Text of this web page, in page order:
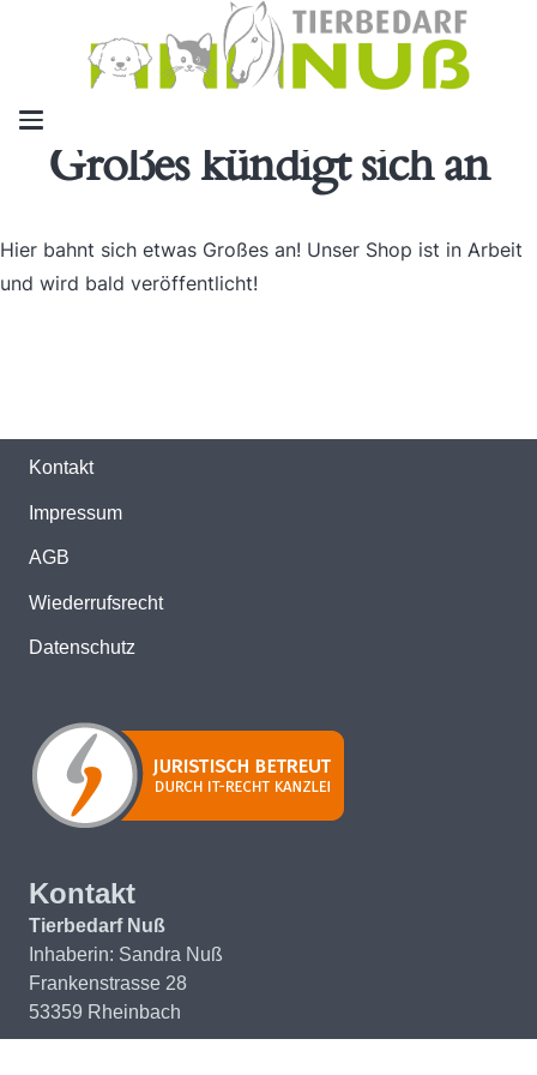
Großes kündigt sich an
Hier bahnt sich etwas Großes an! Unser Shop ist in Arbeit
und wird bald veröffentlicht!
Kontakt
Impressum
AGB
Wiederrufsrecht
Datenschutz
Kontakt
Tierbedarf Nuß
Inhaberin: Sandra Nuß
Frankenstrasse 28
53359 Rheinbach